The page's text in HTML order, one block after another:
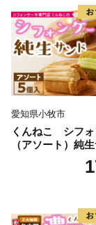
ばれる姿も見
護活動により
のシンボルと
2004(平成16)
くりと、歌才
的・学術的価
ナ林」として
◆各お問い合
１．受領証明
０５０－３３
愛知県小牧市
くんねこ シフォ
（アソート）純